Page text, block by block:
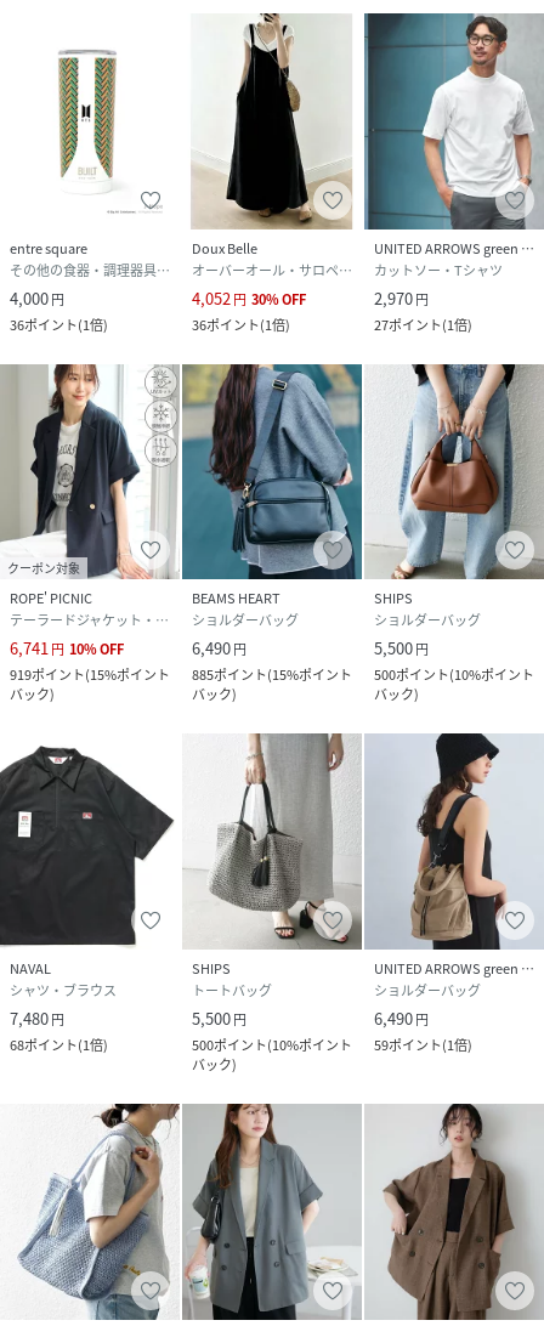
entre square
その他の食器・調理器具・キッチン用品
4,000円
36ポイント(1倍)
Doux Belle
オーバーオール・サロペット
4,052 円 30%OFF
36ポイント(1倍)
UNITED ARROWS green label relaxing
カットソー・Tシャツ
2,970円
27ポイント(1倍)
クーポン対象
ROPE' PICNIC
テーラードジャケット・ブレザー
6,741円 10%OFF
919ポイント(15%ポイント
バック)
BEAMS HEART
ショルダーバッグ
6,490円
885ポイント(15%ポイント
バック)
SHIPS
ショルダーバッグ
5,500円
500ポイント(10%ポイント
バック)
NAVAL
シャツ・ブラウス
7,480円
68ポイント(1倍)
SHIPS
トートバッグ
5,500円
500ポイント(10%ポイント
バック)
UNITED ARROWS green label relaxing
ショルダーバッグ
6,490円
59ポイント(1倍)